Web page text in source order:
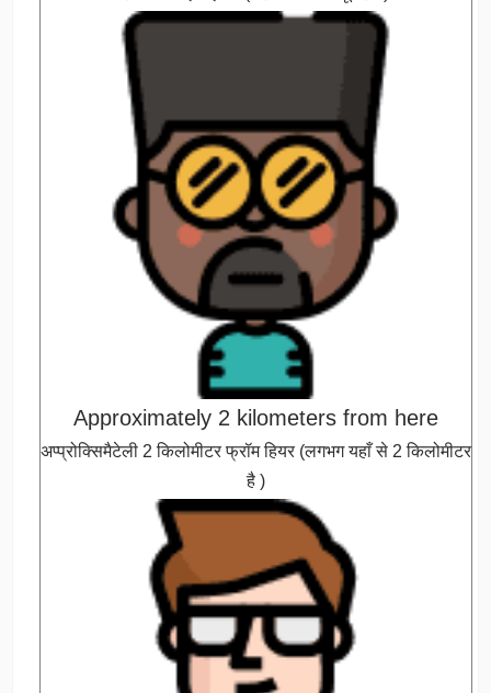
Approximately 2 kilometers from here
अप्प्रोक्सिमैटेली 2 किलोमीटर फ्रॉम हियर (लगभग यहाँ से 2 किलोमीटर
है )